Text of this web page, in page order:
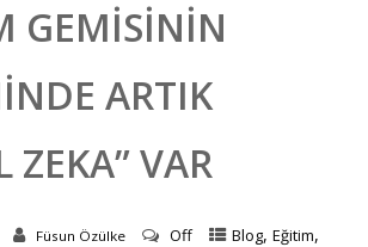
GEMISININ
ARTIK
ZEKA” VAR
Füsun Özülke Off Blog, Eğitim,